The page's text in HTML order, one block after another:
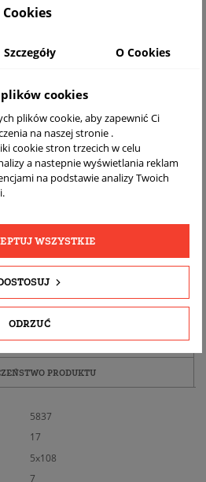
NA AUCIE
PRODUKTU
PRODUKTU
5837
17
5x108
7
Cookies
Szczegóły O Cookies
cookies
plików cookie, aby zapewnić Ci
na naszej stronie .
cookie stron trzecich w celu
a nastepnie wyświetlania reklam
na podstawie analizy Twoich
ODRZUĆ
WSZYSTKIE